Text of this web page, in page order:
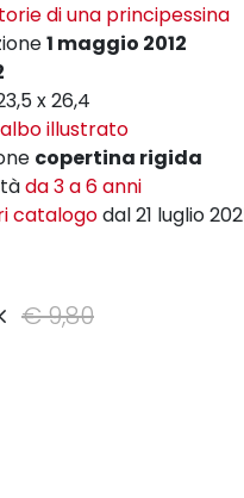
di una principessina
1 maggio 2012
x 26,4
albo illustrato
copertina rigida
da 3 a 6 anni
catalogodal 21 luglio
€ 9,80